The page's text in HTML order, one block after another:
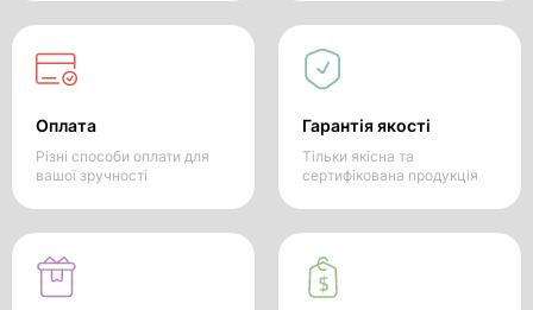
Оплата
Різні способи оплати для
вашої зручності
Гарантія якості
Тільки якісна та
сертифікована продукція